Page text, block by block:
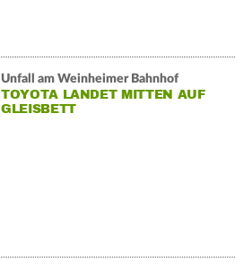
Unfall am Weinheimer Bahnhof
TOYOTA LANDET MITTEN AUF
GLEISBETT